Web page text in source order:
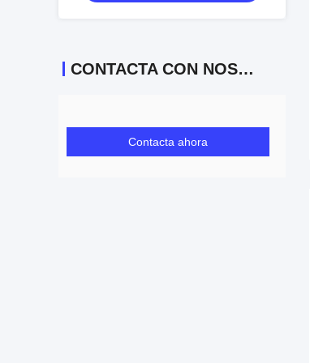
reductores, rodamientos para
CONTACTA CON NOSOTROS
Contacta ahora